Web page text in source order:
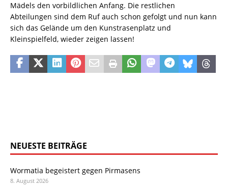
Mädels den vorbildlichen Anfang. Die restlichen
Abteilungen sind dem Ruf auch schon gefolgt und nun kann
sich das Gelände um den Kunstrasenplatz und
Kleinspielfeld, wieder zeigen lassen!
NEUESTE BEITRÄGE
Wormatia begeistert gegen Pirmasens
8. August 2026